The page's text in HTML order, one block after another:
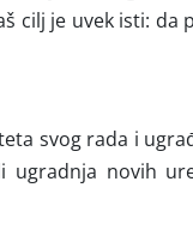
cilj je uvek isti: da
svog rada i
ugradnja novih